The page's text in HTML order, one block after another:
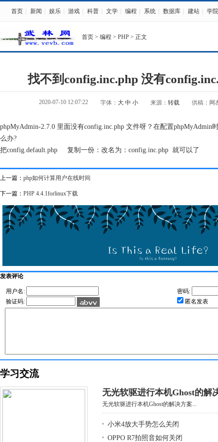
首页 新闻 娱乐 游戏 科普 文学 编程 系统 数据库 建站 学院
首页 > 编程 > PHP > 正文
找不到config.inc.php 没有
2020-07-10 12:07:22 字体： 大 中 小 来源： 转载 供稿：网
phpMyAdmin-2.7.0 里面没有config.inc.php 文件呀？在配置phpMyAdmin
么办?
把config.default.php 复制一份：改名为：config.inc.php 就可以了
上一篇： php如何计算用户在线时间
下一篇： PHP 4.4.1forlinux下载
发表评论
用户名:
密码:
验证码:
匿名发表
学习交流
无光软驱进行本机Ghost的解
无光软驱进行本机Ghost的解决方案...
小米4放大手势怎么关闭
OPPO R7拍照音如何关闭